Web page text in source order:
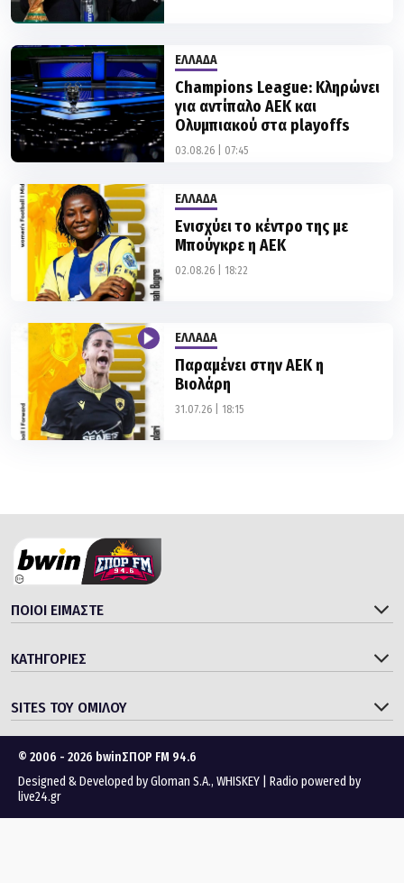
ΕΛΛΑΔΑ
Champions League: Κληρώνει
για αντίπαλο ΑΕΚ και
Ολυμπιακού στα playoffs
03.08.26 | 07:45
ΕΛΛΑΔΑ
Ενισχύει το κέντρο της με
Μπούγκρε η ΑΕΚ
02.08.26 | 18:22
ΕΛΛΑΔΑ
Παραμένει στην ΑΕΚ η
Βιολάρη
31.07.26 | 18:15
ΠΟΙΟΙ ΕΙΜΑΣΤΕ
ΚΑΤΗΓΟΡΙΕΣ
SITES ΤΟΥ ΟΜΙΛΟΥ
© 2006 - 2026 bwinΣΠΟΡ FM 94.6
Designed & Developed byGloman S.A., WHISKEY
Radio powered by
live24.gr